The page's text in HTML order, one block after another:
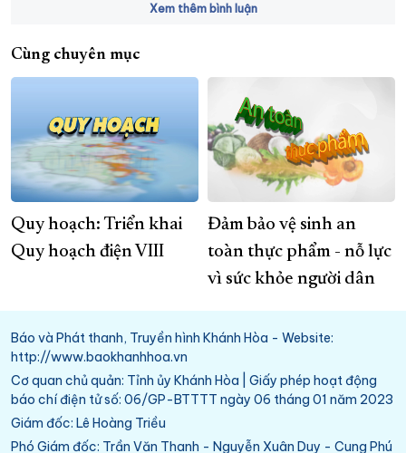
Xem thêm bình luận
Cùng chuyên mục
Quy hoạch: Triển khai
Quy hoạch điện VIII
Đảm bảo vệ sinh an
toàn thực phẩm - nỗ lực
vì sức khỏe người dân
Báo và Phát thanh, Truyền hình Khánh Hòa - Website:
http://www.baokhanhhoa.vn
Cơ quan chủ quản: Tỉnh ủy Khánh Hòa | Giấy phép hoạt động
báo chí điện tử số: 06/GP-BTTTT ngày 06 tháng 01 năm 2023
Giám đốc: Lê Hoàng Triều
Phó Giám đốc: Trần Văn Thanh - Nguyễn Xuân Duy - Cung Phú